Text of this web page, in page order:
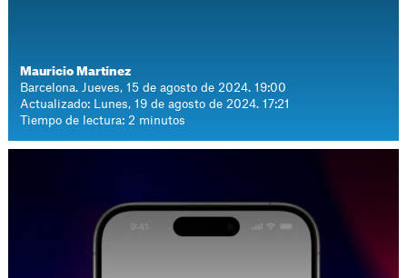
Mauricio Martínez
Barcelona. Jueves, 15 de agosto de 2024. 19:00
Actualizado: Lunes, 19 de agosto de 2024. 17:21
Tiempo de lectura: 2 minutos